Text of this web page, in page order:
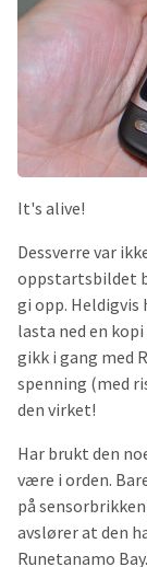
It's alive!
Dessverre var
oppstartsbildet
gi opp. Heldigvis
lasta ned en kopi
gikk i gang med
spenning (med
den virket!
Har brukt den
være i orden.
på
avslører at den
Runetanamo